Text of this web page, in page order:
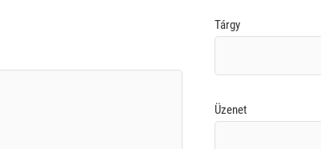
Tárgy
Üzenet